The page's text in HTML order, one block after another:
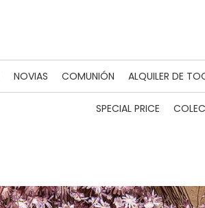
NOVIAS COMUNIÓN ALQUILER DE
SPECIAL PRICE